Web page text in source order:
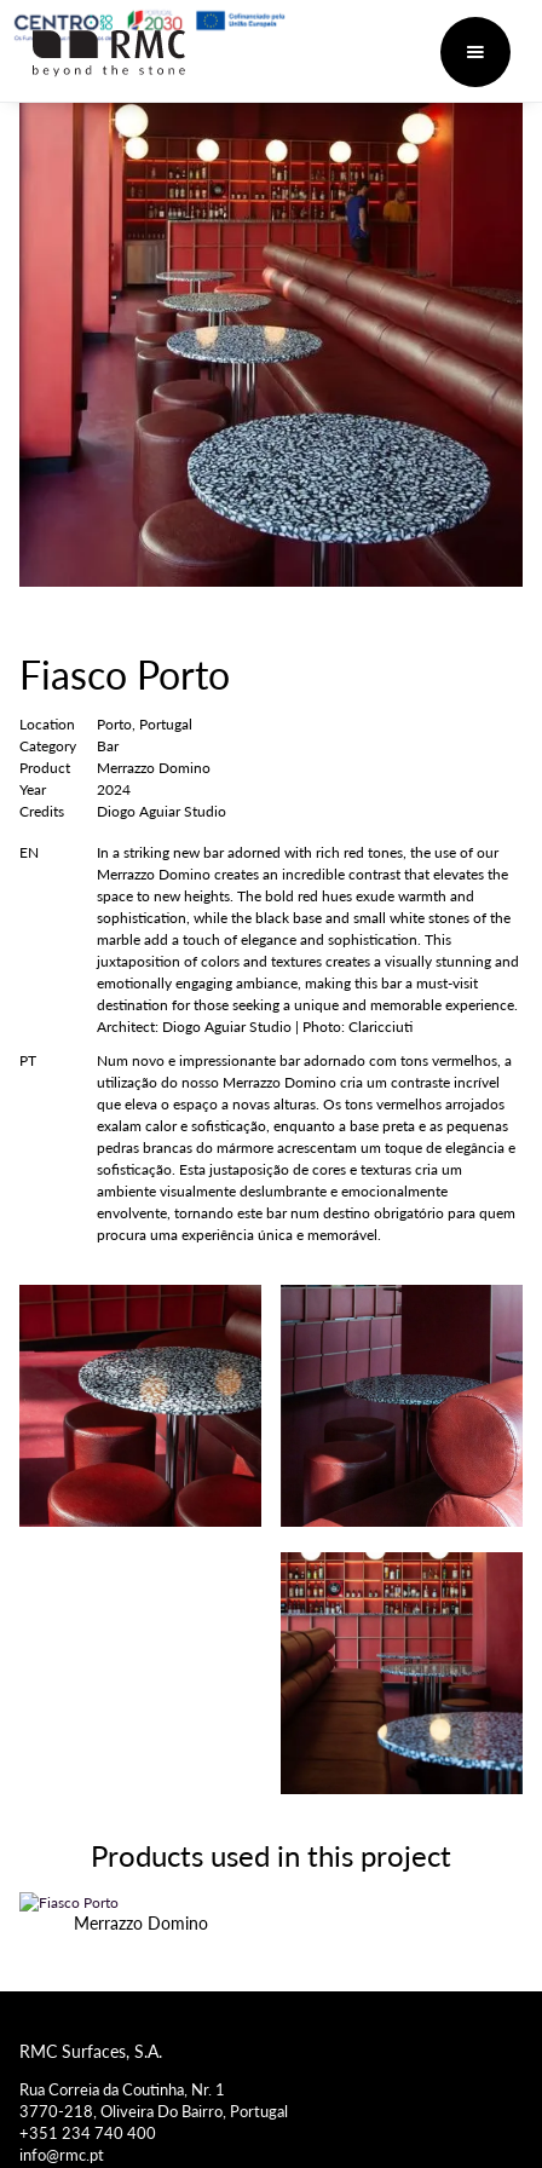
Fiasco Porto
Location
Porto, Portugal
Category
Bar
Product
Merrazzo Domino
Year
2024
Credits
Diogo Aguiar Studio
EN
In a striking new bar adorned with rich red tones, the use of our
Merrazzo Domino creates an incredible contrast that elevates the
space to new heights. The bold red hues exude warmth and
sophistication, while the black base and small white stones of the
marble add a touch of elegance and sophistication. This
juxtaposition of colors and textures creates a visually stunning and
emotionally engaging ambiance, making this bar a must-visit
destination for those seeking a unique and memorable experience.
Architect: Diogo Aguiar Studio | Photo: Claricciuti
PT
Num novo e impressionante bar adornado com tons vermelhos, a
utilização do nosso Merrazzo Domino cria um contraste incrível
que eleva o espaço a novas alturas. Os tons vermelhos arrojados
exalam calor e sofisticação, enquanto a base preta e as pequenas
pedras brancas do mármore acrescentam um toque de elegância e
sofisticação. Esta justaposição de cores e texturas cria um
ambiente visualmente deslumbrante e emocionalmente
envolvente, tornando este bar num destino obrigatório para quem
procura uma experiência única e memorável.
Products used in this project
Merrazzo Domino
RMC Surfaces, S.A.
Rua Correia da Coutinha, Nr. 1
3770-218, Oliveira Do Bairro, Portugal
+351 234 740 400
info@rmc.pt